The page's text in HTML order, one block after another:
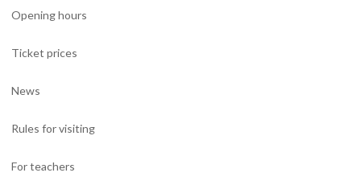
Opening hours
Ticket prices
News
Rules for visiting
For teachers